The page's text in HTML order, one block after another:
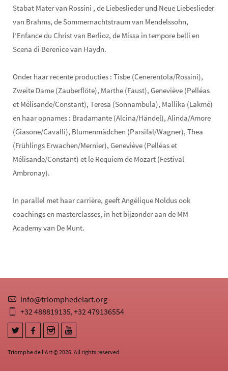
Stabat Mater van Rossini , de Liebeslieder und Neue Liebeslieder
van Brahms, de Sommernachtstraum van Mendelssohn,
l’Enfance du Christ van Berlioz, de Missa in tempore belli en
Scena di Berenice van Haydn.
Onder haar recente producties : Tisbe (Cenerentola/Rossini),
Zweite Dame (Zauberflöte), Marthe (Faust), Geneviève (Pelléas
et Mélisande/Constant), Teresa (Sonnambula), Mallika (Lakmé)
en haar opnames : Bradamante (Alcina/Händel), Alinda/Amore
(Giasone/Cavalli), Blumenmädchen (Parsifal/Wagner), Thea
(Frühlings Erwachen/Mernier), Geneviève (Pelléas et
Mélisande/Constant) et le Requiem de Mozart (Festival
Ambronay).
In parallel met haar carrière, geeft Angélique Noldus ook
coachings en masterclasses, in het bijzonder aan de MM
Academy van De Munt.
Triomphe de l'Art © 2026. All rights reserved
info@triomphedelart.org
+32 488819135,+32 479136554